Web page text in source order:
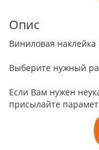
Опис
Виниловая наклейка
Выберите нужный
Если Вам нужен
присылайте